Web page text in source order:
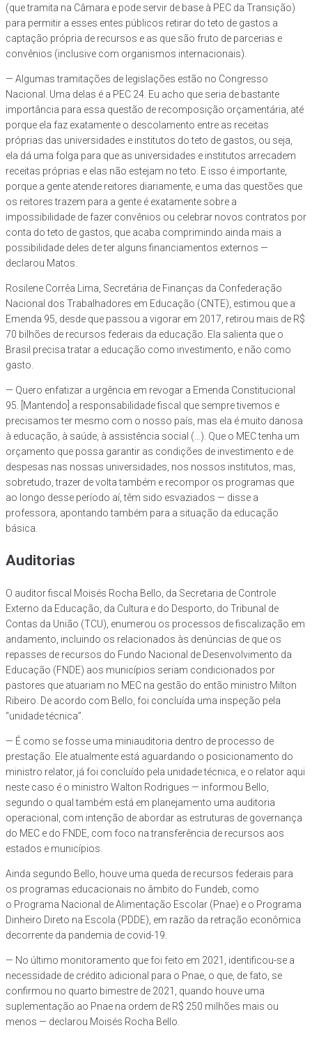
(que tramita na Câmara e pode servir de base à PEC da Transição)
para permitir a esses entes públicos retirar do teto de gastos a
captação própria de recursos e as que são fruto de parcerias e
convênios (inclusive com organismos internacionais).
— Algumas tramitações de legislações estão no Congresso
Nacional. Uma delas é a PEC 24. Eu acho que seria de bastante
importância para essa questão de recomposição orçamentária, até
porque ela faz exatamente o descolamento entre as receitas
próprias das universidades e institutos do teto de gastos, ou seja,
ela dá uma folga para que as universidades e institutos arrecadem
receitas próprias e elas não estejam no teto. E isso é importante,
porque a gente atende reitores diariamente, e uma das questões que
os reitores trazem para a gente é exatamente sobre a
impossibilidade de fazer convênios ou celebrar novos contratos por
conta do teto de gastos, que acaba comprimindo ainda mais a
possibilidade deles de ter alguns financiamentos externos —
declarou Matos.
Rosilene Corrêa Lima, Secretária de Finanças da Confederação
Nacional dos Trabalhadores em Educação (CNTE), estimou que a
Emenda 95, desde que passou a vigorar em 2017, retirou mais de R$
70 bilhões de recursos federais da educação. Ela salienta que o
Brasil precisa tratar a educação como investimento, e não como
gasto.
— Quero enfatizar a urgência em revogar a Emenda Constitucional
95. [Mantendo] a responsabilidade fiscal que sempre tivemos e
precisamos ter mesmo com o nosso país, mas ela é muito danosa
à educação, à saúde, à assistência social (…). Que o MEC tenha um
orçamento que possa garantir as condições de investimento e de
despesas nas nossas universidades, nos nossos institutos, mas,
sobretudo, trazer de volta também e recompor os programas que
ao longo desse período aí, têm sido esvaziados — disse a
professora, apontando também para a situação da educação
básica.
Auditorias
O auditor fiscal Moisés Rocha Bello, da Secretaria de Controle
Externo da Educação, da Cultura e do Desporto, do Tribunal de
Contas da União (TCU), enumerou os processos de fiscalização em
andamento, incluindo os relacionados às denúncias de que os
repasses de recursos do Fundo Nacional de Desenvolvimento da
Educação (FNDE) aos municípios seriam condicionados por
pastores que atuariam no MEC na gestão do então ministro Milton
Ribeiro. De acordo com Bello, foi concluída uma inspeção pela
“unidade técnica”.
— É como se fosse uma miniauditoria dentro de processo de
prestação. Ele atualmente está aguardando o posicionamento do
ministro relator, já foi concluído pela unidade técnica, e o relator aqui
neste caso é o ministro Walton Rodrigues — informou Bello,
segundo o qual também está em planejamento uma auditoria
operacional, com intenção de abordar as estruturas de governança
do MEC e do FNDE, com foco na transferência de recursos aos
estados e municípios.
Ainda segundo Bello, houve uma queda de recursos federais para
os programas educacionais no âmbito do Fundeb, como
o Programa Nacional de Alimentação Escolar (Pnae) e o Programa
Dinheiro Direto na Escola (PDDE), em razão da retração econômica
decorrente da pandemia de covid-19.
— No último monitoramento que foi feito em 2021, identificou-se a
necessidade de crédito adicional para o Pnae, o que, de fato, se
confirmou no quarto bimestre de 2021, quando houve uma
suplementação ao Pnae na ordem de R$ 250 milhões mais ou
menos — declarou Moisés Rocha Bello.